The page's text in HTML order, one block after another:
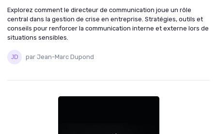
Explorez comment le directeur de communication joue un rôle
central dans la gestion de crise en entreprise. Stratégies, outils et
conseils pour renforcer la communication interne et externe lors de
situations sensibles.
par Jean-Marc Dupond